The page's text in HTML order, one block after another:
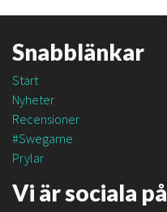
Snabblänkar
Start
Nyheter
Recensioner
#Swegame
Prylar
Vi är sociala på